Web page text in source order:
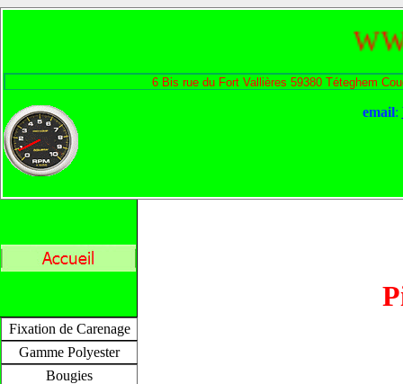
6Bis rue du Fort Vallières 59380 Téteghem
email:
Fixation de Carenage
Gamme Polyester
Bougies